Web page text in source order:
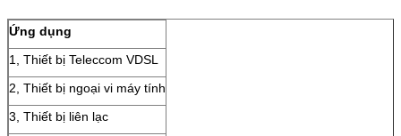
Ứng dụng
1, Thiết bị Teleccom VDSL
2, Thiết bị ngoại vi máy tính
3, Thiết bị liên lạc